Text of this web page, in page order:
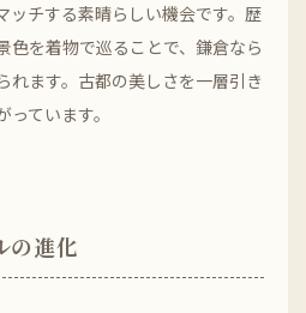
ッチする素晴らしい機会です。歴
色を着物で巡ることで、鎌倉なら
れます。古都の美しさを一層引き
ています。
の進化